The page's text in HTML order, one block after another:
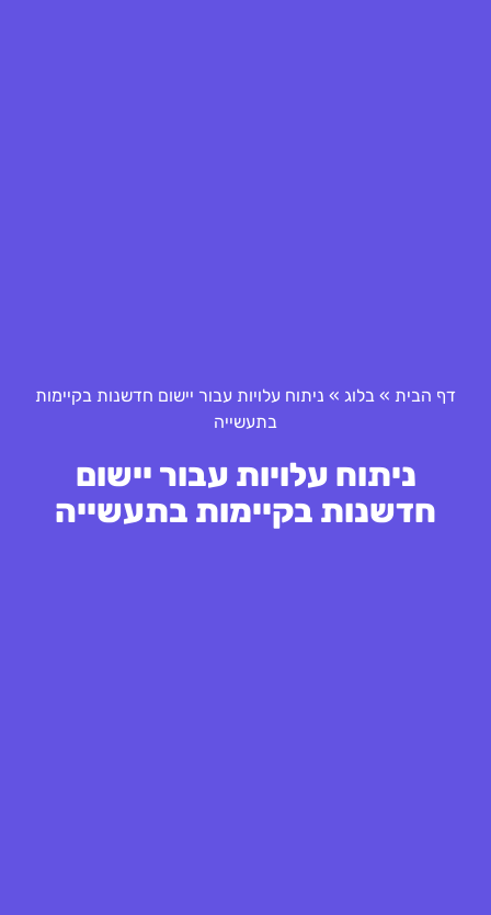
דף הבית » בלוג » ניתוח עלויות עבור יישום חדשנות בקיימות
בתעשייה
ניתוח עלויות עבור יישום
חדשנות בקיימות בתעשייה